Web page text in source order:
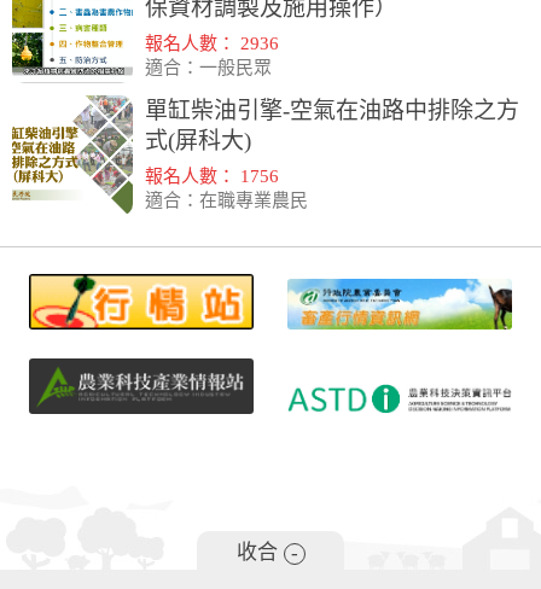
保資材調製及施用操作）
報名人數： 2936
適合：一般民眾
單缸柴油引擎-空氣在油路中排除之方
式(屏科大)
報名人數： 1756
適合：在職專業農民
收合 -